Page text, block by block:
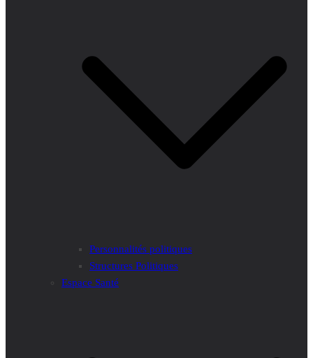
Personnalités politiques
Structures Politiques
Espace Santé